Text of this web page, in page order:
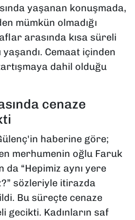
yaşanan konuşmada,
mümkün olmadığı
arasında kısa süreli
yaşandı. Cemaat içinden
dahil olduğu
cenaze
haberine göre;
merhumenin oğlu Faruk
da “Hepimiz aynı yere
sözleriyle itirazda
Bu süreçte cenaze
gecikti. Kadınların saf